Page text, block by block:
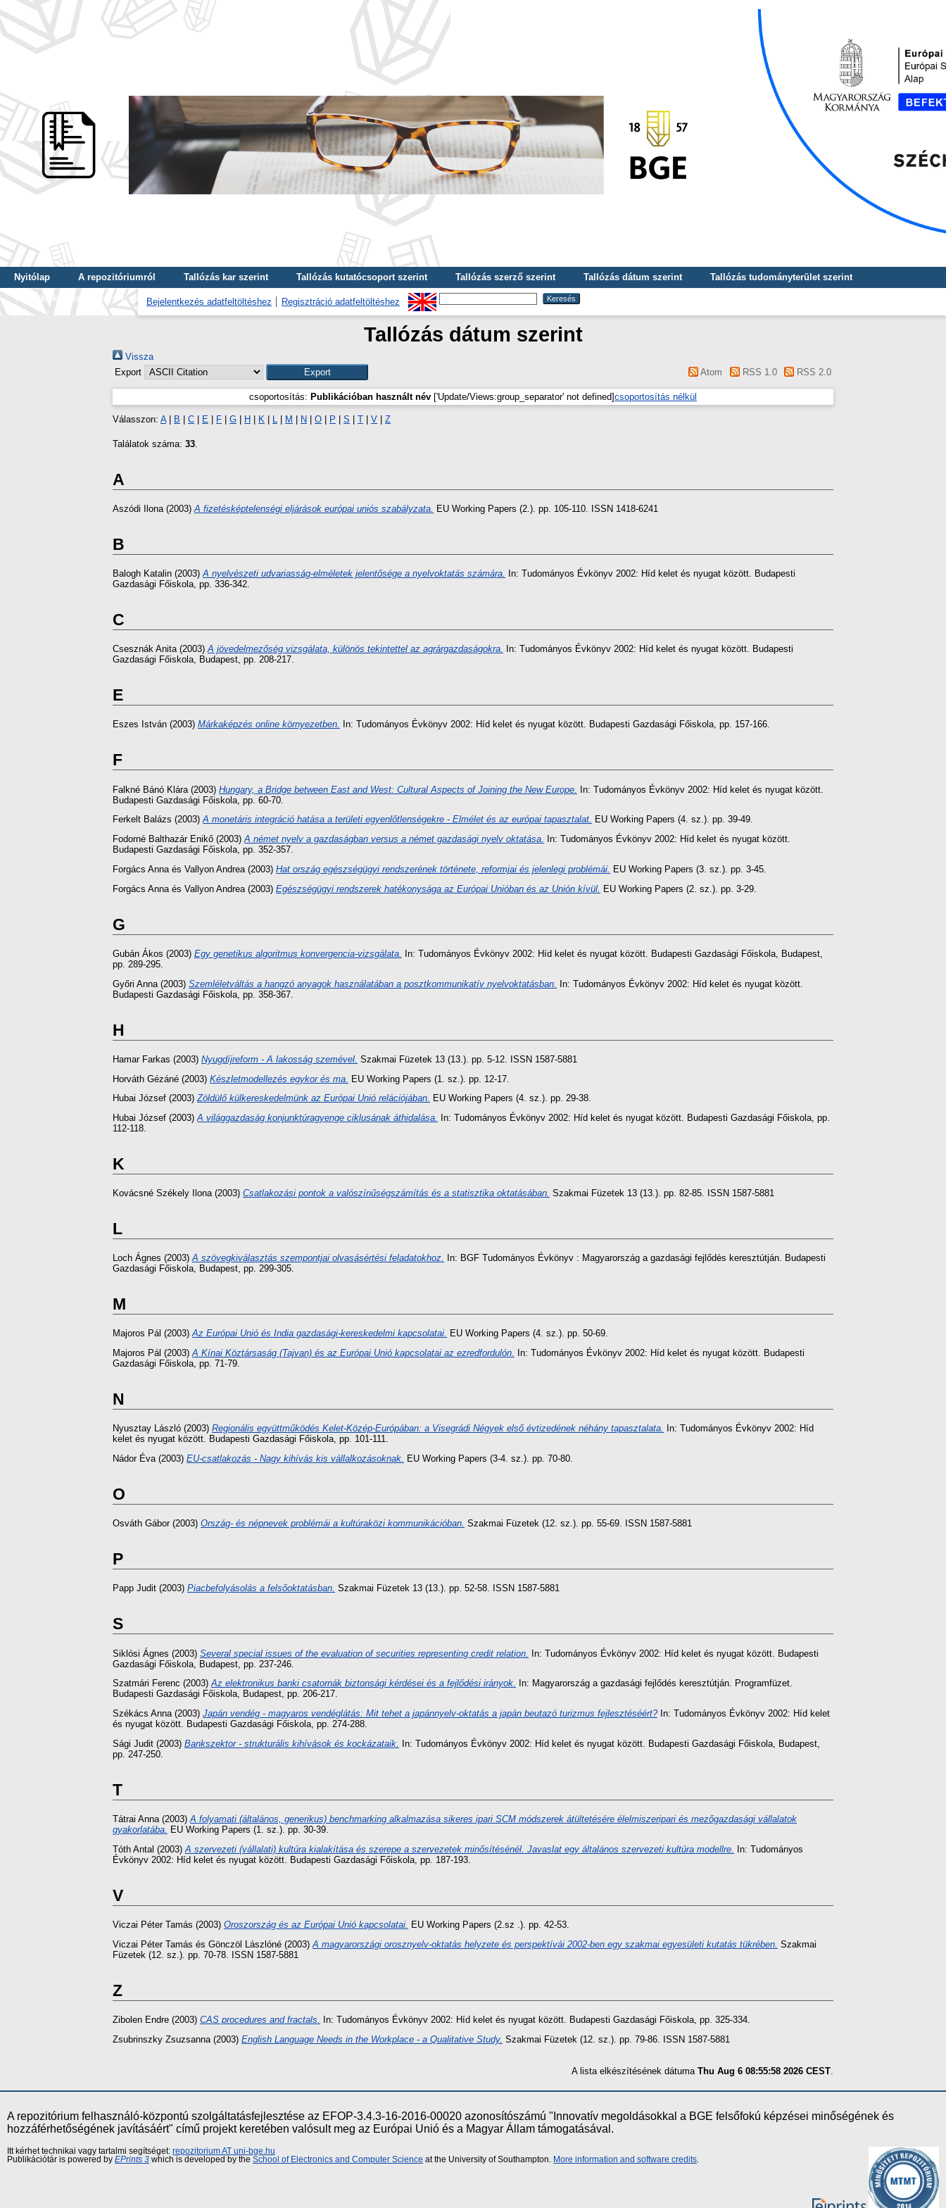
Nyitólap A repozitóriumról Tallózás kar szerint Tallózás kutatócsoport szerint Tallózás szerző szerint Tallózás dátum szerint
Tallózás tudományterület szerint
Tallózás kulcsszó szerint
Bejelentkezés adatfeltöltéshez Regisztráció adatfeltöltéshez
Tallózás dátum szerint
Vissza
Export
Atom RSS 1.0 RSS 2.0
csoportosítás: Publikációban használt név ['Update/Views:group_separator' not defined]csoportosítás nélkül
Válasszon: A| B C E F G H K L M N O P S T V Z
Találatok száma: 33.
A
Aszódi Ilona(2003)A fizetésképtelenségi eljárások európai uniós szabályzata. EU Working Papers (2.). pp. 105-110. ISSN 1418-6241
B
Balogh Katalin (2003)A nyelvészeti udvariasság-elméletek jelentősége a nyelvoktatás számára.
In: Tudományos Évkönyv 2002: Híd kelet és nyugat között. Budapesti
Gazdasági Főiskola, pp. 336-342.
C
Csesznák Anita(2003)A jövedelmezőség vizsgálata, különös tekintettel az agrárgazdaságokra.
In: Tudományos Évkönyv 2002: Híd kelet és nyugat között. Budapesti
Gazdasági Főiskola, Budapest, pp. 208-217.
E
Eszes István (2003) Márkaképzés online környezetben. In: Tudományos Évkönyv 2002: Híd kelet és nyugat között. Budapesti Gazdasági Főiskola, pp. 157-166.
F
Falkné Bánó Klára (2003) Hungary, a Bridge between East and West: Cultural Aspects of Joining the New Europe. In: Tudományos Évkönyv 2002: Híd kelet és nyugat között.
Budapesti Gazdasági Főiskola, pp. 60-70.
Ferkelt Balázs (2003)A monetáris integráció hatása a területi egyenlőtlenségekre - Elmélet és az európai tapasztalat. EU Working Papers (4. sz.). pp. 39-49.
Fodorné Balthazár Enikő (2003)A német nyelv a gazdaságban versus a német gazdasági nyelv oktatása.
In: Tudományos Évkönyv 2002: Híd kelet és nyugat között.
Budapesti Gazdasági Főiskola, pp. 352-357.
Forgács Anna és Vallyon Andrea (2003) Hat ország egészségügyi rendszerének története, reformjai és jelenlegi problémái.
EU Working Papers (3. sz.). pp. 3-45.
Forgács Anna és Vallyon Andrea (2003) Egészségügyi rendszerek hatékonysága az Európai Unióban és az Unión kívül. EU Working Papers (2. sz.). pp. 3-29.
G
Gubán Ákos (2003) Egy genetikus algoritmus konvergencia-vizsgálata.
In: Tudományos Évkönyv 2002: Híd kelet és nyugat között. Budapesti Gazdasági Főiskola, Budapest,
pp. 289-295.
Győri Anna (2003) Szemléletváltás a hangzó anyagok használatában a posztkommunikatív nyelvoktatásban. In: Tudományos Évkönyv 2002: Híd kelet és nyugat között.
Budapesti Gazdasági Főiskola, pp. 358-367.
H
Hamar Farkas (2003) Nyugdíjreform - A lakosság szemével. Szakmai Füzetek 13 (13.). pp. 5-12. ISSN 1587-5881
Horváth Gézáné (2003) Készletmodellezés egykor és ma. EU Working Papers (1. sz.). pp. 12-17.
Hubai József (2003)Zöldülő külkereskedelmünk az Európai Unió relációjában. EU Working Papers (4. sz.). pp. 29-38.
Hubai József (2003)A világgazdaság konjunktúragyenge ciklusának áthidalása.
In: Tudományos Évkönyv 2002: Híd kelet és nyugat között. Budapesti Gazdasági Főiskola, pp.
112-118.
K
Kovácsné Székely Ilona(2003) Csatlakozási pontok a valószínűségszámítás és a statisztika oktatásában. Szakmai Füzetek 13 (13.). pp. 82-85. ISSN 1587-5881
L
Loch Ágnes (2003)A szövegkiválasztás szempontjai olvasásértési feladatokhoz.
In: BGF Tudományos Évkönyv : Magyarország a gazdasági fejlődés keresztútján. Budapesti
Gazdasági Főiskola, Budapest, pp. 299-305.
M
Majoros Pál (2003)Az Európai Unió és India gazdasági-kereskedelmi kapcsolatai. EU Working Papers (4. sz.). pp. 50-69.
Majoros Pál (2003)A Kínai Köztársaság (Tajvan) és az Európai Unió kapcsolatai az ezredfordulón.
In: Tudományos Évkönyv 2002: Híd kelet és nyugat között. Budapesti
Gazdasági Főiskola, pp. 71-79.
N
Nyusztay László (2003) Regionális együttműködés Kelet-Közép-Európában: a Visegrádi Négyek első évtizedének néhány tapasztalata.
In: Tudományos Évkönyv 2002: Híd
kelet és nyugat között. Budapesti Gazdasági Főiskola, pp. 101-111.
Nádor Éva(2003) EU-csatlakozás - Nagy kihívás kis vállalkozásoknak. EU Working Papers (3-4. sz.). pp. 70-80.
O
Osváth Gábor(2003) Ország- és népnevek problémái a kultúraközi kommunikációban. Szakmai Füzetek (12. sz.). pp. 55-69. ISSN 1587-5881
P
Papp Judit (2003) Piacbefolyásolás a felsőoktatásban. Szakmai Füzetek 13 (13.). pp. 52-58. ISSN 1587-5881
S
Siklósi Ágnes (2003) Several special issues of the evaluation of securities representing credit relation. In: Tudományos Évkönyv 2002: Híd kelet és nyugat között. Budapesti
Gazdasági Főiskola, Budapest, pp. 237-246.
Szatmári Ferenc (2003)Az elektronikus banki csatornák biztonsági kérdései és a fejlődési irányok.
In: Magyarország a gazdasági fejlődés keresztútján. Programfüzet.
Budapesti Gazdasági Főiskola, Budapest, pp. 206-217.
Székács Anna(2003) Japán vendég - magyaros vendéglátás: Mit tehet a japánnyelv-oktatás a japán beutazó turizmus fejlesztéséért?In: Tudományos Évkönyv 2002: Híd kelet
és nyugat között. Budapesti Gazdasági Főiskola, pp. 274-288.
Sági Judit (2003) Bankszektor - strukturális kihívások és kockázataik.
In: Tudományos Évkönyv 2002: Híd kelet és nyugat között. Budapesti Gazdasági Főiskola, Budapest,
pp. 247-250.
T
Tátrai Anna(2003)A folyamati (általános, generikus) benchmarking alkalmazása sikeres ipari SCM módszerek átültetésére élelmiszeripari és mezőgazdasági vállalatok
gyakorlatába. EU Working Papers (1. sz.). pp. 30-39.
Tóth Antal (2003) A szervezeti (vállalati) kultúra kialakítása és szerepe a szervezetek minősítésénél. Javaslat egy általános szervezeti kultúra modellre.
In: Tudományos
Évkönyv 2002: Híd kelet és nyugat között. Budapesti Gazdasági Főiskola, pp. 187-193.
V
Viczai Péter Tamás (2003) Oroszország és az Európai Unió kapcsolatai.
EU Working Papers (2.sz .). pp. 42-53.
Viczai Péter Tamás és Gönczöl Lászlóné (2003) A magyarországi orosznyelv-oktatás helyzete és perspektívái 2002-ben egy szakmai egyesületi kutatás tükrében. Szakmai
Füzetek (12. sz.). pp. 70-78. ISSN 1587-5881
Z
Zibolen Endre (2003) CAS procedures and fractals.
In: Tudományos Évkönyv 2002: Híd kelet és nyugat között. Budapesti Gazdasági Főiskola, pp. 325-334.
Zsubrinszky Zsuzsanna (2003) English Language Needs in the Workplace - a Qualitative Study. Szakmai Füzetek (12. sz.). pp. 79-86. ISSN 1587-5881
A lista elkészítésének dátuma Thu Aug 6 08:55:58 2026 CEST
A repozitórium felhasználó-központú szolgáltatásfejlesztése az EFOP-3.4.3-16-2016-00020 azonosítószámú "Innovatív megoldásokkal a BGE felsőfokú képzései minőségének és
hozzáférhetőségének javításáért" című projekt keretében valósult meg az Európai Unió és a Magyar Állam támogatásával.
Itt kérhet technikai vagy tartalmi segítséget: repozitorium AT uni-bge.hu
Publikációtár is powered by EPrints 3 which is developed by the School of Electronics and Computer Science at the University of Southampton. More information and software credits